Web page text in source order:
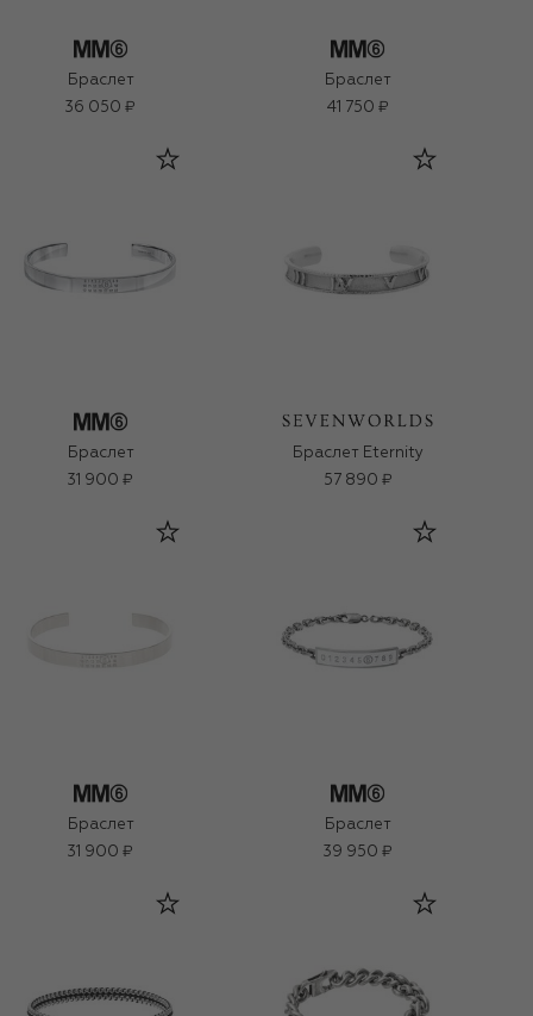
Браслет
36 050 ₽
Браслет
41 750 ₽
Браслет
31 900 ₽
Браслет Eternity
57 890 ₽
Браслет
31 900 ₽
Браслет
39 950 ₽